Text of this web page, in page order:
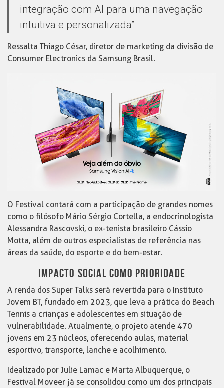
integração com AI para uma navegação
intuitiva e personalizada”
Ressalta Thiago César, diretor de marketing da divisão de
Consumer Electronics da Samsung Brasil.
O Festival contará com a participação de grandes nomes
como o filósofo Mário Sérgio Cortella, a endocrinologista
Alessandra Rascovski, o ex-tenista brasileiro Cássio
Motta, além de outros especialistas de referência nas
áreas da saúde, do esporte e do bem-estar.
IMPACTO SOCIAL COMO PRIORIDADE
A renda dos Super Talks será revertida para o Instituto
Jovem BT, fundado em 2023, que leva a prática do Beach
Tennis a crianças e adolescentes em situação de
vulnerabilidade. Atualmente, o projeto atende 470
jovens em 23 núcleos, oferecendo aulas, material
esportivo, transporte, lanche e acolhimento.
Idealizado por Julie Lamac e Marta Albuquerque, o
Festival Moveer já se consolidou como um dos principais